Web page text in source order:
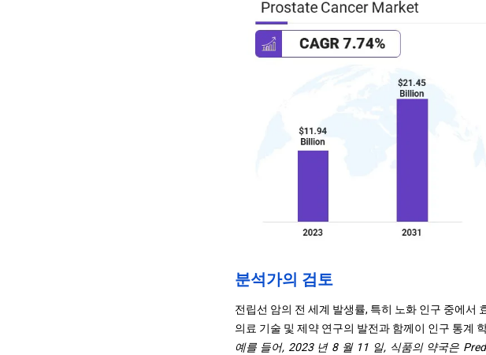
분석가의 검토
전립선 암의 전 세계 발생률, 특히 노화 인구 중에서
의료 기술 및 제약 연구의 발전과 함께이 인구 통계
예를 들어, 2023 년 8 월 11 일, 식품의 약국은